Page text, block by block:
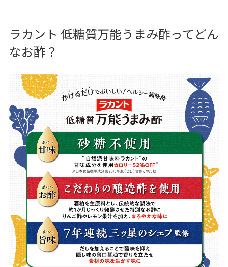
ラカント 低糖質万能うまみ酢ってどん
なお酢？